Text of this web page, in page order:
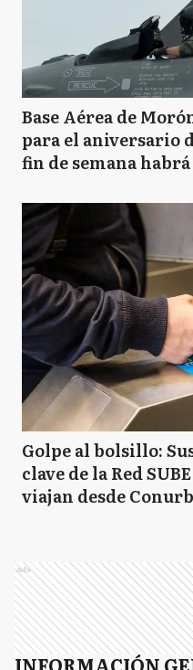
Base Aérea de
para el aniversario
fin de semana
Golpe al bolsillo:
clave de la Red
viajan desde
Ads
INFORMACIÓN